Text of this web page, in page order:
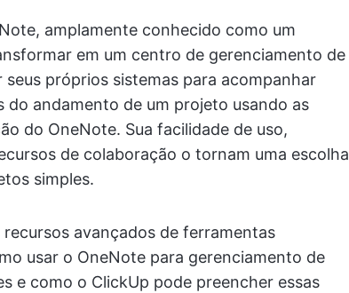
amplamente conhecido como um
em um centro de gerenciamento de
próprios sistemas para acompanhar
andamento de um projeto usando as
do OneNote. Sua facilidade de uso,
de colaboração o tornam uma escolha
simples.
avançados de ferramentas
usar o OneNote para gerenciamento de
e como o ClickUp pode preencher essas